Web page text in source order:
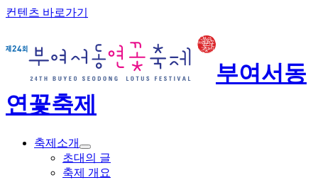
컨텐츠 바로가기
부여서동
연꽃축제
축제소개
초대의 글
축제 개요